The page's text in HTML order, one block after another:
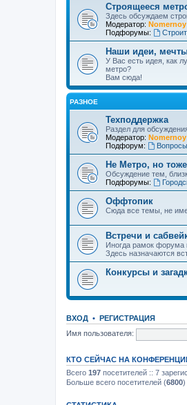
Строящееся
Здесь обсуждаем
Модератор: Nomernoy
Подфорумы:
Наши идеи,
У Вас есть идея, как
метро?
Вам сюда!
РАЗНОЕ
Техподдержка
Раздел для
Модератор: Nomernoy
Подфорум:
Не Метро, но
Обсуждение тем,
Подфорумы:
Оффтопик
Сюда все темы, не
Встречи и
Иногда рамок форума
Здесь назначаются
Конкурсы и
ВХОД • РЕГИСТРАЦИЯ
Имя пользователя:
КТО СЕЙЧАС НА
Всего 197 посетителей :: 7
Больше всего посетителей (6800)